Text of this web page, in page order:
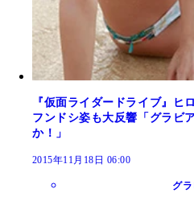
『仮面ライダードライブ』ヒ
フンドシ姿も大反響「グラビ
か！」
2015年11月18日 06:00
グ